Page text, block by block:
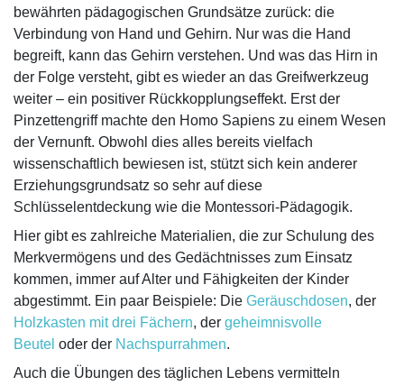
bewährten pädagogischen Grundsätze zurück: die
Verbindung von Hand und Gehirn. Nur was die Hand
begreift, kann das Gehirn verstehen. Und was das Hirn in
der Folge versteht, gibt es wieder an das Greifwerkzeug
weiter – ein positiver Rückkopplungseffekt. Erst der
Pinzettengriff machte den Homo Sapiens zu einem Wesen
der Vernunft. Obwohl dies alles bereits vielfach
wissenschaftlich bewiesen ist, stützt sich kein anderer
Erziehungsgrundsatz so sehr auf diese
Schlüsselentdeckung wie die Montessori-Pädagogik.
Hier gibt es zahlreiche Materialien, die zur Schulung des
Merkvermögens und des Gedächtnisses zum Einsatz
kommen, immer auf Alter und Fähigkeiten der Kinder
abgestimmt. Ein paar Beispiele: Die Geräuschdosen, der
Holzkasten mit drei Fächern, der geheimnisvolle
Beutel oder der Nachspurrahmen.
Auch die Übungen des täglichen Lebens vermitteln